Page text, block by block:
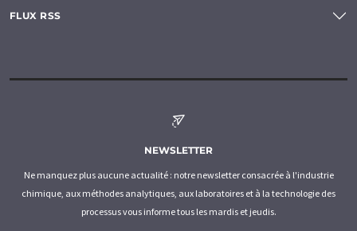
FLUX RSS
NEWSLETTER
Ne manquez plus aucune actualité : notre newsletter consacrée à l'industrie
chimique, aux méthodes analytiques, aux laboratoires et à la technologie des
processus vous informe tous les mardis et jeudis.